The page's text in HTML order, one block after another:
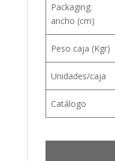
Packaging:
ancho (cm)
Peso caja (Kgr)
Unidades/caja
Catálogo